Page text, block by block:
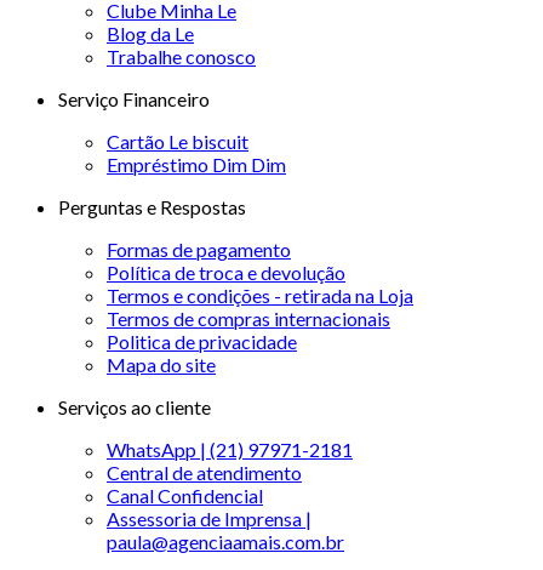
Clube Minha Le
Blog da Le
Trabalhe conosco
Serviço Financeiro
Cartão Le biscuit
Empréstimo Dim Dim
Perguntas e Respostas
Formas de pagamento
Política de troca e devolução
Termos e condições - retirada na Loja
Termos de compras internacionais
Politica de privacidade
Mapa do site
Serviços ao cliente
WhatsApp | (21) 97971-2181
Central de atendimento
Canal Confidencial
Assessoria de Imprensa |
paula@agenciaamais.com.br